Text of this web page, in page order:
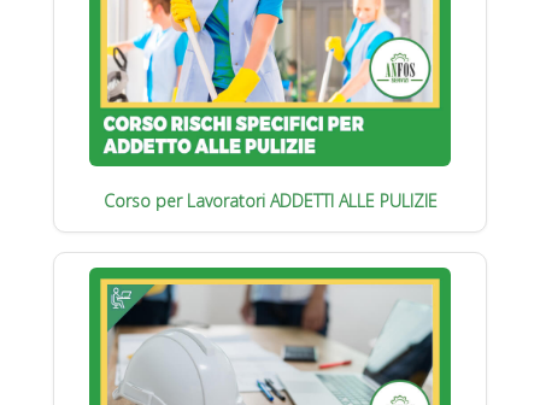
Corso per Lavoratori ADDETTI ALLE PULIZIE